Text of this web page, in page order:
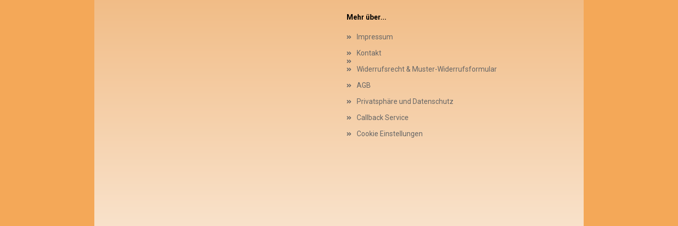
Mehr über...
Impressum
Kontakt
Widerrufsrecht & Muster-Widerrufsformular
AGB
Privatsphäre und Datenschutz
Callback Service
Cookie Einstellungen